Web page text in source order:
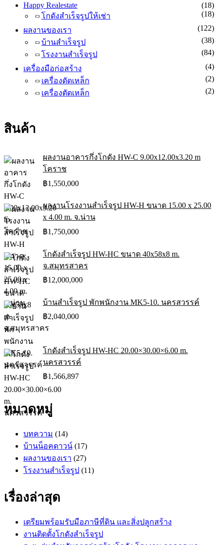
Happy Realestate
(18)
โกดังสำเร็จรูปให้เช่า
(18)
ผลงานของเรา
(122)
บ้านสำเร็จรูป
(38)
โรงงานสำเร็จรูป
(84)
เครื่องมือก่อสร้าง
(4)
เครื่องดัดเหล็ก
(2)
เครื่องตัดเหล็ก
(2)
สินค้า
ผลงานอาคารกึ่งโกดัง HW-C 9.00x12.00x3.20 m
โคราช
฿1,550,000
ผลงานโรงงานสำเร็จรูป HW-H ขนาด 15.00 x 25.00
x 4.00 m. จ.น่าน
฿1,750,000
โกดังสำเร็จรูป HW-HC ขนาด 40x58x8 m.
จ.สมุทรสาคร
฿12,000,000
บ้านสำเร็จรูป พักพนักงาน MK5-10. นครสวรรค์
฿2,040,000
โกดังสำเร็จรูป HW-HC 20.00×30.00×6.00 m.
นครสวรรค์
฿1,566,897
หมวดหมู่
บทความ (14)
บ้านน็อคดาวน์ (17)
ผลงานของเรา (27)
โรงงานสำเร็จรูป (11)
เรื่องล่าสุด
เตรียมพร้อมรับมือภาษีที่ดิน และสิ่งปลูกสร้าง
งานติดตั้งโกดังสำเร็จรูป